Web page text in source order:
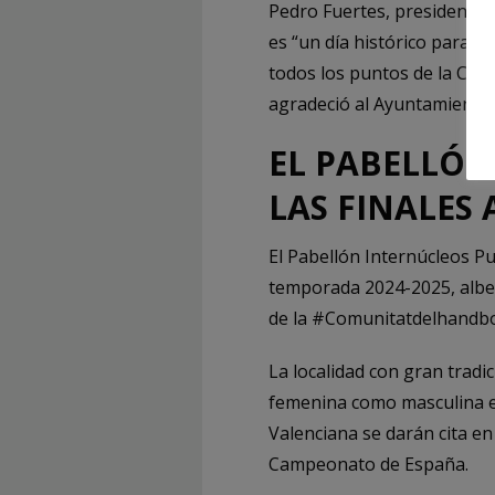
Pedro Fuertes, presidente
es “un día histórico para
todos los puntos de la
agradeció al Ayuntamiento
EL
LAS FINALES
El Pabellón Internúcleos
temporada 2024-2025,
de la
La localidad con gran
femenina como masculina
Valenciana se darán cita
Campeonato de España.